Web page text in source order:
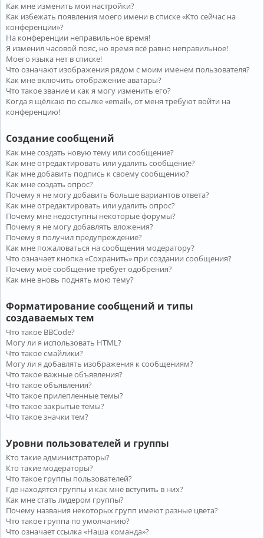
Как мне изменить мои настройки?
Как избежать появления моего имени в списке «Кто сейчас на
конференции»?
На конференции неправильное время!
Я изменил часовой пояс, но время всё равно неправильное!
Моего языка нет в списке!
Что означают изображения рядом с моим именем пользователя?
Как мне включить отображение аватары?
Что такое звание и как я могу изменить его?
Когда я щёлкаю по ссылке «email», от меня требуют войти на
конференцию!
Создание сообщений
Как мне создать новую тему или сообщение?
Как мне отредактировать или удалить сообщение?
Как мне добавить подпись к своему сообщению?
Как мне создать опрос?
Почему я не могу добавить больше вариантов ответа?
Как мне отредактировать или удалить опрос?
Почему мне недоступны некоторые форумы?
Почему я не могу добавлять вложения?
Почему я получил предупреждение?
Как мне пожаловаться на сообщения модератору?
Что означает кнопка «Сохранить» при создании сообщения?
Почему моё сообщение требует одобрения?
Как мне вновь поднять мою тему?
Форматирование сообщений и типы
создаваемых тем
Что такое BBCode?
Могу ли я использовать HTML?
Что такое смайлики?
Могу ли я добавлять изображения к сообщениям?
Что такое важные объявления?
Что такое объявления?
Что такое прилепленные темы?
Что такое закрытые темы?
Что такое значки тем?
Уровни пользователей и группы
Кто такие администраторы?
Кто такие модераторы?
Что такое группы пользователей?
Где находятся группы и как мне вступить в них?
Как мне стать лидером группы?
Почему названия некоторых групп имеют разные цвета?
Что такое группа по умолчанию?
Что означает ссылка «Наша команда»?